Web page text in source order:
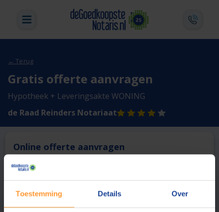
Toestemming Details Over
← Terug
Gratis offerte aanvragen
Hypotheek + Leveringsakte WONING
de Raad Reinders Notariaat
Online offerte aanvragen
Deze notaris biedt momenteel niet de mogelijkheid online
1 Vergelijk en bespaar